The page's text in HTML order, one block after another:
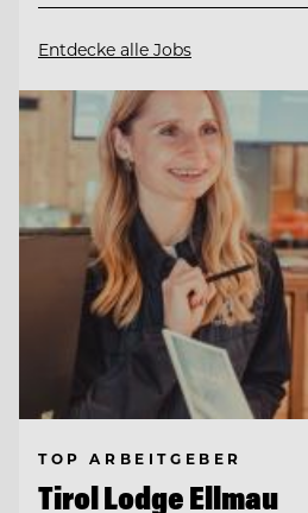
Entdecke alle Jobs
TOP ARBEITGEBER
Tirol Lodge Ellmau